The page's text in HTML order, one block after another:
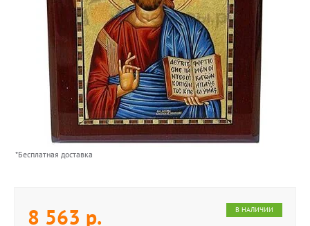
*Бесплатная доставка
8 563 р. В НАЛИЧИИ